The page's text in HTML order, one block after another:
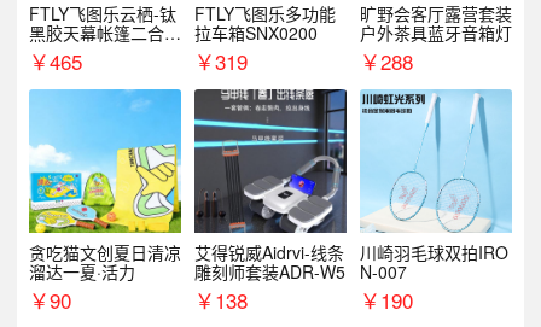
FTLY飞图乐云栖-钛
黑胶天幕帐篷二合一
TMTZ0201
￥465
FTLY飞图乐多功能
拉车箱SNX0200
￥319
旷野会客厅露营套装
户外茶具蓝牙音箱灯
￥288
贪吃猫文创夏日清凉
溜达一夏·活力
￥90
艾得锐威Aidrvi-线条
雕刻师套装ADR-W5
￥138
川崎羽毛球双拍IRO
N-007
￥190